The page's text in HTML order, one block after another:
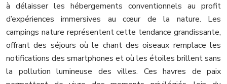
à délaisser les hébergements conventionnels au profit
d’expériences immersives au cœur de la nature. Les
campings nature représentent cette tendance grandissante,
offrant des séjours où le chant des oiseaux remplace les
notifications des smartphones et où les étoiles brillent sans
la pollution lumineuse des villes. Ces havres de paix